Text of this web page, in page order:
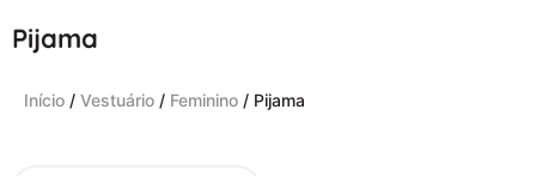
Pijama
Início / Vestuário / Feminino / Pijama